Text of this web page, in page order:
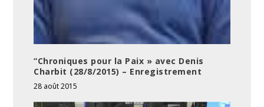
“Chroniques pour la Paix » avec Denis
Charbit (28/8/2015) – Enregistrement
28 août 2015